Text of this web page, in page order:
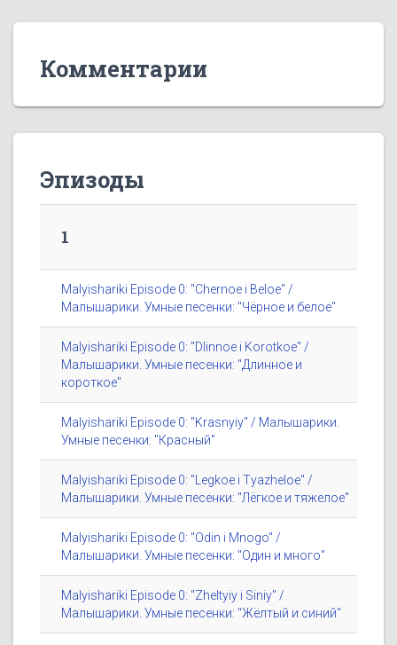
Комментарии
Эпизоды
1
Malyishariki Episode 0: "Chernoe i Beloe" /
Малышарики. Умные песенки: "Чёрное и белое"
Malyishariki Episode 0: "Dlinnoe i Korotkoe" /
Малышарики. Умные песенки: "Длинное и
короткое"
Malyishariki Episode 0: "Krasnyiy" / Малышарики.
Умные песенки: "Красный"
Malyishariki Episode 0: "Legkoe i Tyazheloe" /
Малышарики. Умные песенки: "Лёгкое и тяжелое"
Malyishariki Episode 0: "Odin i Mnogo" /
Малышарики. Умные песенки: "Один и много"
Malyishariki Episode 0: "Zheltyiy i Siniy" /
Малышарики. Умные песенки: "Жёлтый и синий"